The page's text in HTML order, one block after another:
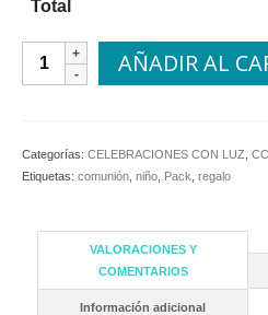
Total
Comunión
AÑADIR AL
Categorías: CELEBRACIONES CON LUZ
Etiquetas: comunión niño Pack regalo
VALORACIONES Y
COMENTARIOS
Información adicional